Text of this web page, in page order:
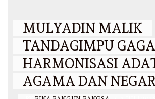
MULYADIN MALIK
TANDAGIMPU
HARMONISASI
AGAMA DAN